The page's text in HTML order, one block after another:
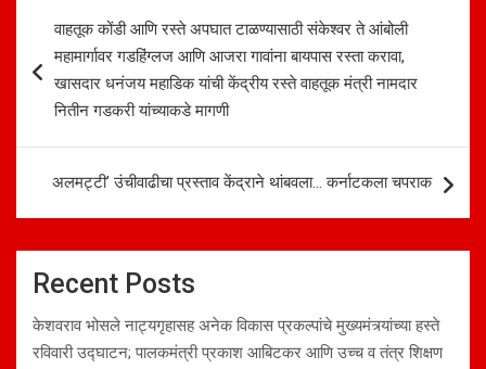
navigation
वाहतूक कोंडी आणि रस्ते अपघात टाळण्यासाठी संकेश्‍वर ते आंबोली
महामार्गावर गडहिंग्लज आणि आजरा गावांना बायपास रस्ता करावा,
खासदार धनंजय महाडिक यांची केंद्रीय रस्ते वाहतूक मंत्री नामदार
नितीन गडकरी यांच्याकडे मागणी
अलमट्टी’ उंचीवाढीचा प्रस्ताव केंद्राने थांबवला… कर्नाटकला चपराक
Recent Posts
केशवराव भोसले नाट्यगृहासह अनेक विकास प्रकल्पांचे मुख्यमंत्र्यांच्या हस्ते
रविवारी उद्घाटन; पालकमंत्री प्रकाश आबिटकर आणि उच्च व तंत्र शिक्षण